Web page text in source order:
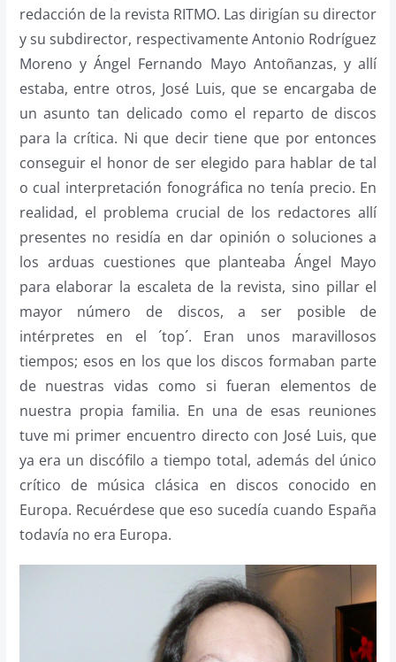
redacción de la revista RITMO. Las dirigían su director
y su subdirector, respectivamente Antonio Rodríguez
Moreno y Ángel Fernando Mayo Antoñanzas, y allí
estaba, entre otros, José Luis, que se encargaba de
un asunto tan delicado como el reparto de discos
para la crítica. Ni que decir tiene que por entonces
conseguir el honor de ser elegido para hablar de tal
o cual interpretación fonográfica no tenía precio. En
realidad, el problema crucial de los redactores allí
presentes no residía en dar opinión o soluciones a
los arduas cuestiones que planteaba Ángel Mayo
para elaborar la escaleta de la revista, sino pillar el
mayor número de discos, a ser posible de
intérpretes en el ´top´. Eran unos maravillosos
tiempos; esos en los que los discos formaban parte
de nuestras vidas como si fueran elementos de
nuestra propia familia. En una de esas reuniones
tuve mi primer encuentro directo con José Luis, que
ya era un discófilo a tiempo total, además del único
crítico de música clásica en discos conocido en
Europa. Recuérdese que eso sucedía cuando España
todavía no era Europa.